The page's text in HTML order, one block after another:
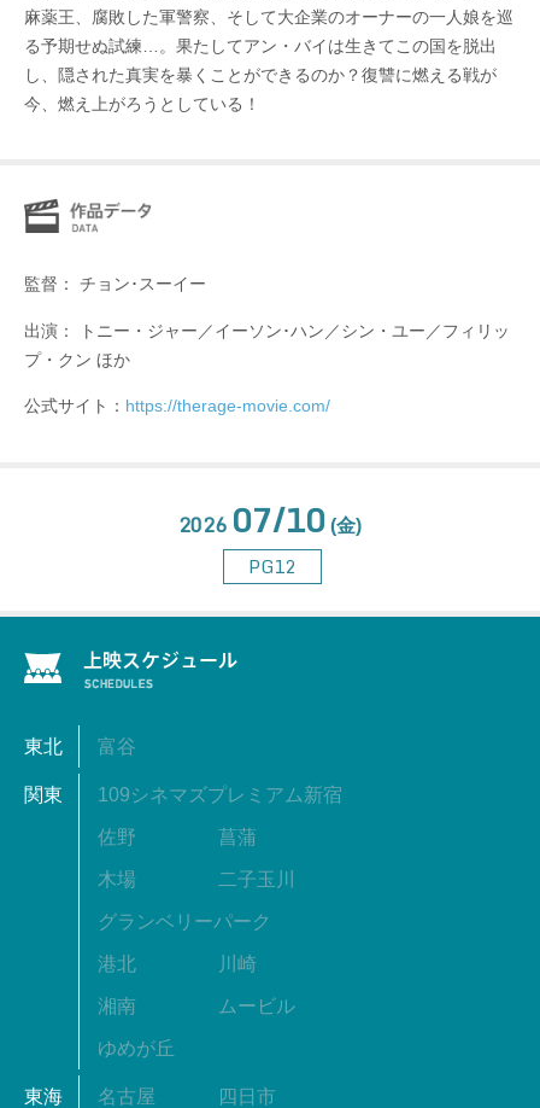
麻薬王、腐敗した軍警察、そして大企業のオーナーの一人娘を巡
る予期せぬ試練…。果たしてアン・バイは生きてこの国を脱出
し、隠された真実を暴くことができるのか？復讐に燃える戦が
今、燃え上がろうとしている！
監督： チョン･スーイー
出演： トニー・ジャー／イーソン･ハン／シン・ユー／フィリッ
プ・クン ほか
公式サイト： https://therage-movie.com/
2026 07/10 (金)
PG12
東北 富谷
関東 109シネマズプレミアム新宿
佐野 菖蒲
木場 二子玉川
グランベリーパーク
港北 川崎
湘南 ムービル
ゆめが丘
東海 名古屋 四日市